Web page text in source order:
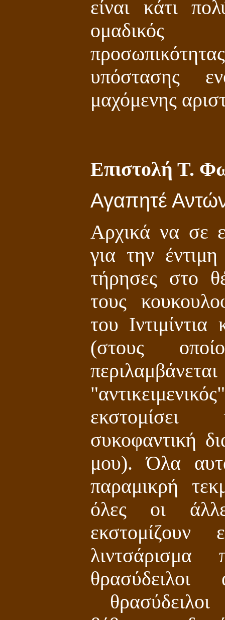
είναι κάτι
υπόστασης
μαχόμενης
Επιστολή Τ.
Αγαπητέ
Αρχικά να σε
για την
τήρησες στο
τους
του
(στους
εκστομίσει
συκοφαντική
μου). Όλα
παραμικρή
όλες οι
εκστομίζουν